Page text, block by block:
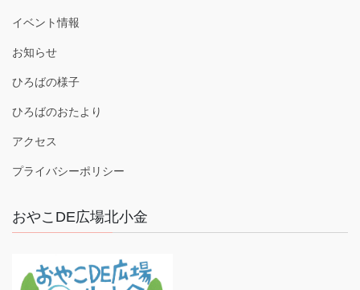
イベント情報
お知らせ
ひろばの様子
ひろばのおたより
アクセス
プライバシーポリシー
おやこDE広場北小金